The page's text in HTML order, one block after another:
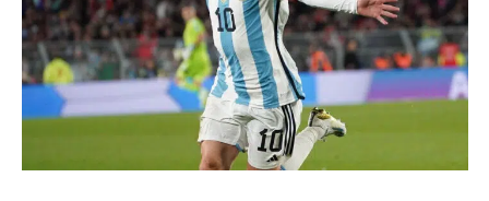
MOTORS
SOUND
SPORT
TECH